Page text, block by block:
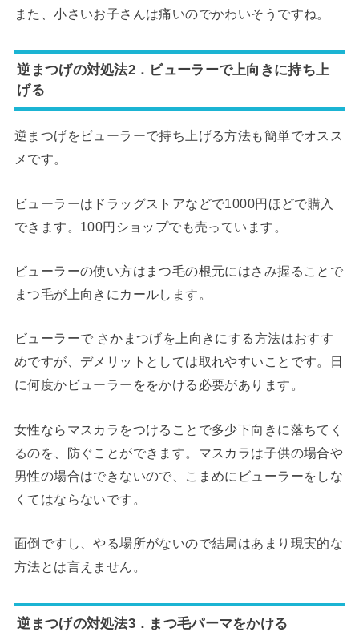
また、小さいお子さんは痛いのでかわいそうですね。
逆まつげの対処法2．ビューラーで上向きに持ち上
げる
逆まつげをビューラーで持ち上げる方法も簡単でオスス
メです。
ビューラーはドラッグストアなどで1000円ほどで購入
できます。100円ショップでも売っています。
ビューラーの使い方はまつ毛の根元にはさみ握ることで
まつ毛が上向きにカールします。
ビューラーで さかまつげを上向きにする方法はおすす
めですが、デメリットとしては取れやすいことです。日
に何度かビューラーををかける必要があります。
女性ならマスカラをつけることで多少下向きに落ちてく
るのを、防ぐことができます。マスカラは子供の場合や
男性の場合はできないので、こまめにビューラーをしな
くてはならないです。
面倒ですし、やる場所がないので結局はあまり現実的な
方法とは言えません。
逆まつげの対処法3．まつ毛パーマをかける